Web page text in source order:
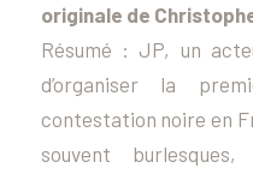
originale de
Résumé : JP, un
d’organiser la
contestation noire en
souvent